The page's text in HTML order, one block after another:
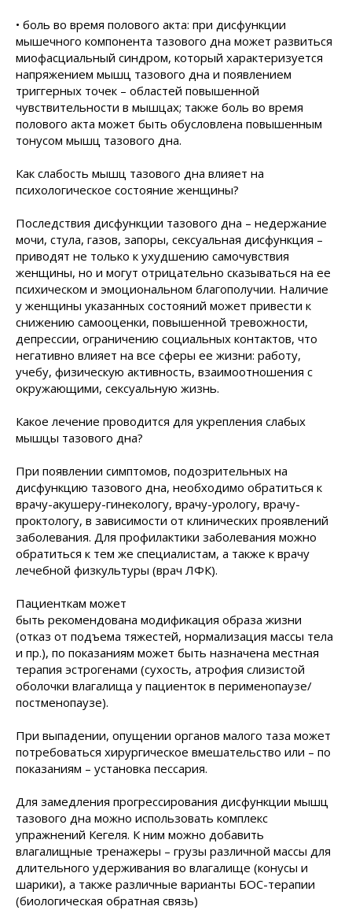
• боль во время полового акта: при дисфункции
мышечного компонента тазового дна может развиться
миофасциальный синдром, который характеризуется
напряжением мышц тазового дна и появлением
триггерных точек – областей повышенной
чувствительности в мышцах; также боль во время
полового акта может быть обусловлена повышенным
тонусом мышц тазового дна.
Как слабость мышц тазового дна влияет на
психологическое состояние женщины?
Последствия дисфункции тазового дна – недержание
мочи, стула, газов, запоры, сексуальная дисфункция –
приводят не только к ухудшению самочувствия
женщины, но и могут отрицательно сказываться на ее
психическом и эмоциональном благополучии. Наличие
у женщины указанных состояний может привести к
снижению самооценки, повышенной тревожности,
депрессии, ограничению социальных контактов, что
негативно влияет на все сферы ее жизни: работу,
учебу, физическую активность, взаимоотношения с
окружающими, сексуальную жизнь.
Какое лечение проводится для укрепления слабых
мышцы тазового дна?
При появлении симптомов, подозрительных на
дисфункцию тазового дна, необходимо обратиться к
врачу-акушеру-гинекологу, врачу-урологу, врачу-
проктологу, в зависимости от клинических проявлений
заболевания. Для профилактики заболевания можно
обратиться к тем же специалистам, а также к врачу
лечебной физкультуры (врач ЛФК).
Пациенткам может
быть рекомендована модификация образа жизни
(отказ от подъема тяжестей, нормализация массы тела
и пр.), по показаниям может быть назначена местная
терапия эстрогенами (сухость, атрофия слизистой
оболочки влагалища у пациенток в перименопаузе/
постменопаузе).
При выпадении, опущении органов малого таза может
потребоваться хирургическое вмешательство или – по
показаниям – установка пессария.
Для замедления прогрессирования дисфункции мышц
тазового дна можно использовать комплекс
упражнений Кегеля. К ним можно добавить
влагалищные тренажеры – грузы различной массы для
длительного удерживания во влагалище (конусы и
шарики), а также различные варианты БОС-терапии
(биологическая обратная связь)